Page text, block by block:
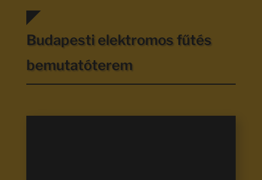
Budapesti elektromos fűtés
bemutatóterem